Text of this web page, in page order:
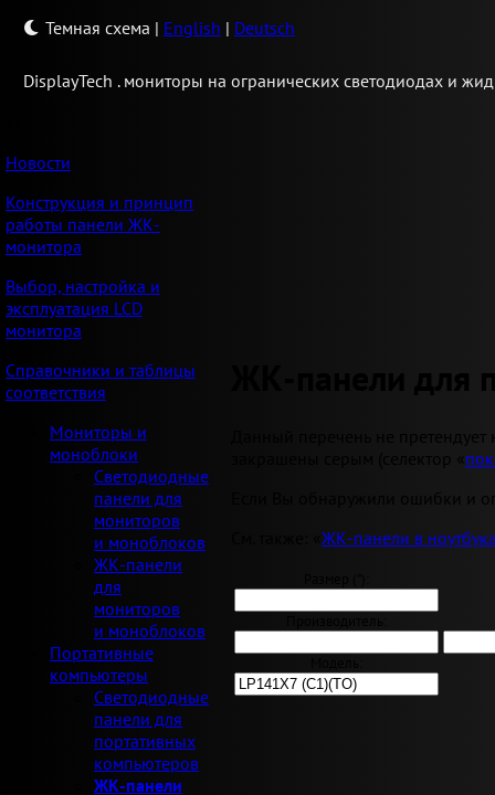
Темная схема | English | Deutsch
DisplayTech . мониторы на огранических светодиодах и
Новости
Конструкция и принцип
работы панели ЖК-
монитора
Выбор, настройка и
эксплуатация LCD
монитора
Справочники и таблицы
соответствия
Мониторы и
моноблоки
Светодиодные
панели для
мониторов
и моноблоков
ЖК-панели
для
мониторов
и моноблоков
Портативные
компьютеры
Светодиодные
панели для
портативных
компьютеров
ЖК-панели
ЖК-панели для
Данный перечень не
Если Вы обнаружили ошибки и
ЖК-панели в